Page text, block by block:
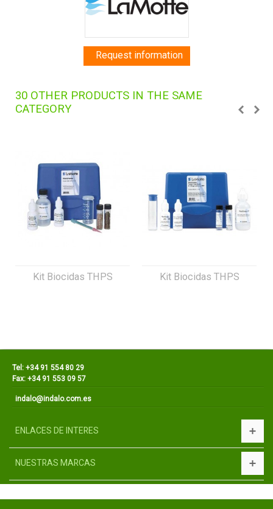
Request information
30 OTHER PRODUCTS IN THE SAME
CATEGORY
Kit Biocidas THPS Kit Biocidas THPS
Tel: +34 91 554 80 29
Fax: +34 91 553 09 57
indalo@indalo.com.es
ENLACES DE INTERES
NUESTRAS MARCAS